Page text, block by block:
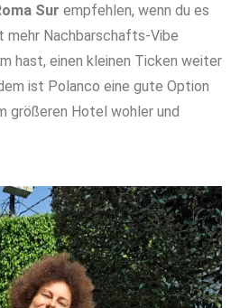
Sur empfehlen, wenn du es
mehr Nachbarschafts-Vibe
hast, einen kleinen Ticken weiter
ist Polanco eine gute Option
größeren Hotel wohler und